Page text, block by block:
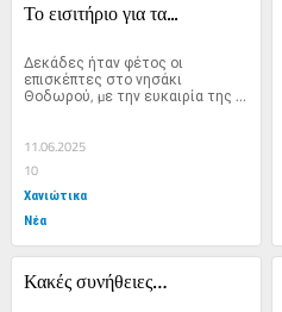
Το εισιτήριο για τα...
∆εκάδες ήταν φέτος οι
επισκέπτες στο νησάκι
Θοδωρού, µε την ευκαιρία της
εορτής των...
11.06.2025
10
Χανιώτικα
Νέα
Κακές συνήθειες…